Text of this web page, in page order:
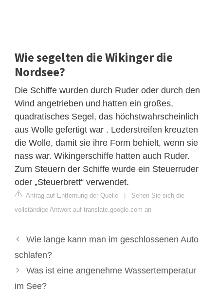
Wie segelten die Wikinger die
Nordsee?
Die Schiffe wurden durch Ruder oder durch den
Wind angetrieben und hatten ein großes,
quadratisches Segel, das höchstwahrscheinlich
aus Wolle gefertigt war . Lederstreifen kreuzten
die Wolle, damit sie ihre Form behielt, wenn sie
nass war. Wikingerschiffe hatten auch Ruder.
Zum Steuern der Schiffe wurde ein Steuerruder
oder „Steuerbrett“ verwendet.
Antrag auf Entfernung der Quelle | Sehen Sie sich die
vollständige Antwort auf translate.google.com an
Wie lange kann man im geschlossenen Auto
schlafen?
Was ist eine angenehme Wassertemperatur
im See?